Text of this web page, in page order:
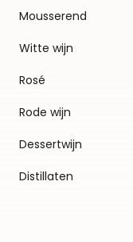
Mousserend
Witte wijn
Rosé
Rode wijn
Dessertwijn
Distillaten